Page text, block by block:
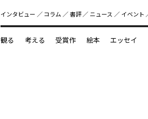
好書好日
インタビュー コラム 書評 ニュース イベント
観る 考える 受賞作 絵本 エッセイ